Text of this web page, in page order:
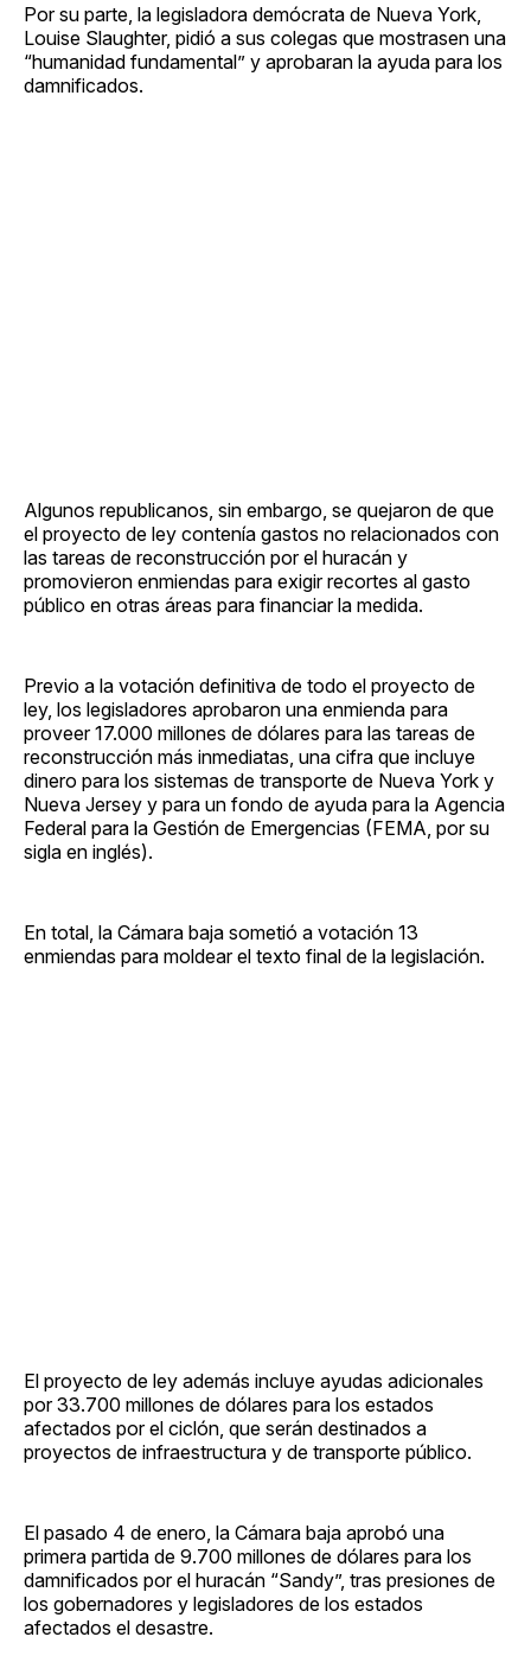
Por su parte, la legisladora demócrata de Nueva York,
Louise Slaughter, pidió a sus colegas que mostrasen una
“humanidad fundamental” y aprobaran la ayuda para los
damnificados.
Algunos republicanos, sin embargo, se quejaron de que
el proyecto de ley contenía gastos no relacionados con
las tareas de reconstrucción por el huracán y
promovieron enmiendas para exigir recortes al gasto
público en otras áreas para financiar la medida.
Previo a la votación definitiva de todo el proyecto de
ley, los legisladores aprobaron una enmienda para
proveer 17.000 millones de dólares para las tareas de
reconstrucción más inmediatas, una cifra que incluye
dinero para los sistemas de transporte de Nueva York y
Nueva Jersey y para un fondo de ayuda para la Agencia
Federal para la Gestión de Emergencias (FEMA, por su
sigla en inglés).
En total, la Cámara baja sometió a votación 13
enmiendas para moldear el texto final de la legislación.
El proyecto de ley además incluye ayudas adicionales
por 33.700 millones de dólares para los estados
afectados por el ciclón, que serán destinados a
proyectos de infraestructura y de transporte público.
El pasado 4 de enero, la Cámara baja aprobó una
primera partida de 9.700 millones de dólares para los
damnificados por el huracán “Sandy”, tras presiones de
los gobernadores y legisladores de los estados
afectados el desastre.